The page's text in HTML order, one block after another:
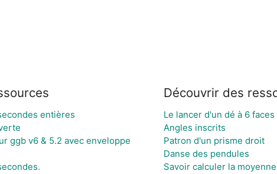
entières
ggb v6 & 5.2 avec enveloppe
Découvrir des
Le lancer d'un dé à 6 faces
Angles inscrits
Patron d'un prisme droit
Danse des pendules
Savoir calculer la